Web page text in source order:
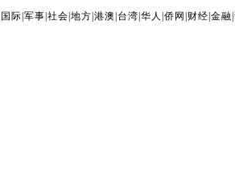
国际 |军事 |社会 |地方 |港澳 台湾 |华人 |侨网 财经 |金融 |